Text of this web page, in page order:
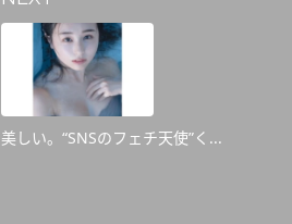
美しい。“SNSのフェチ天使”く...